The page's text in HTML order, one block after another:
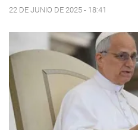
22 DE JUNIO DE 2025 - 18:41